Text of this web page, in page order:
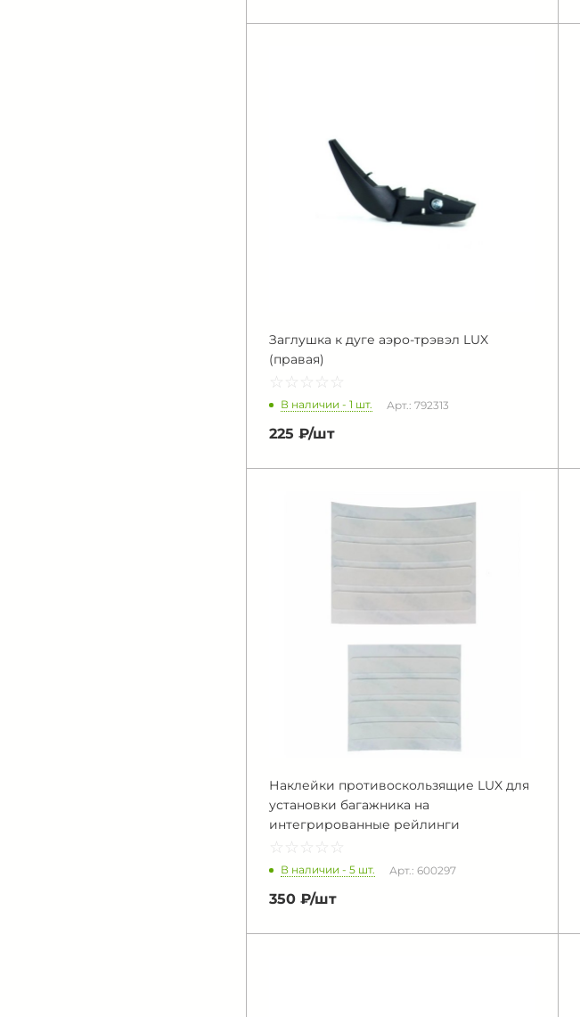
Заглушка к дуге аэро-трэвэл LUX
(правая)
☆ ☆ ☆ ☆ ☆
★ ★ ★ ★ ★
В наличии - 1 шт. Арт.: 792313
225 ₽/шт
Наклейки противоскользящие LUX для
установки багажника на
интегрированные рейлинги
☆ ☆ ☆ ☆ ☆
★ ★ ★ ★ ★
В наличии - 5 шт. Арт.: 600297
350 ₽/шт